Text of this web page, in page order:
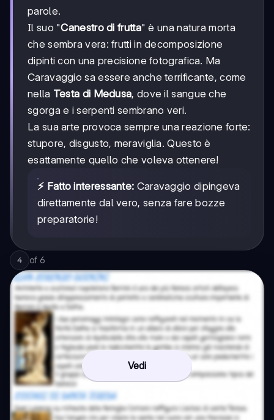
parole.
Il suo "Canestro di frutta" è una natura morta
che sembra vera: frutti in decomposizione
dipinti con una precisione fotografica. Ma
Caravaggio sa essere anche terrificante, come
nella Testa di Medusa, dove il sangue che
sgorga e i serpenti sembrano veri.
La sua arte provoca sempre una reazione forte:
stupore, disgusto, meraviglia. Questo è
esattamente quello che voleva ottenere!
⚡ Fatto interessante: Caravaggio dipingeva
direttamente dal vero, senza fare bozze
preparatorie!
4 of 6
Vedi